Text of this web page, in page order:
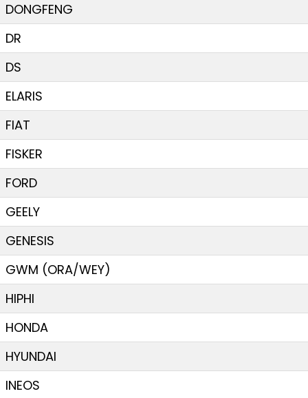
DONGFENG
DR
DS
ELARIS
FIAT
FISKER
FORD
GEELY
GENESIS
GWM (ORA/WEY)
HIPHI
HONDA
HYUNDAI
INEOS